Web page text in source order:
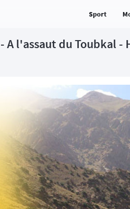
Sport
A l'assaut du Toubkal -